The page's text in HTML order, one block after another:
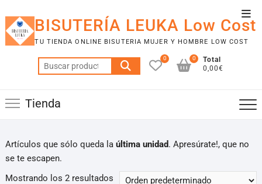
contenido
de
la
BISUTERÍA LEUKA Low Cost
TU TIENDA ONLINE BISUTERIA MUJER Y HOMBRE LOW COST
Buscar
por:
0
Total
0,00€
0
Tienda
Artículos que sólo queda la última unidad. Apresúrate!, que no
se te escapen.
Mostrando los 2 resultados